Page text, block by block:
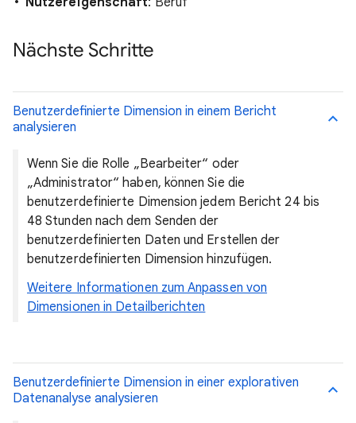
Nächste Schritte
Benutzerdefinierte Dimension in einem Bericht
analysieren
Wenn Sie die Rolle „Bearbeiter“ oder
„Administrator“ haben, können Sie die
benutzerdefinierte Dimension jedem Bericht 24 bis
48 Stunden nach dem Senden der
benutzerdefinierten Daten und Erstellen der
benutzerdefinierten Dimension hinzufügen.
Weitere Informationen zum Anpassen von
Dimensionen in Detailberichten
Benutzerdefinierte Dimension in einer explorativen
Datenanalyse analysieren